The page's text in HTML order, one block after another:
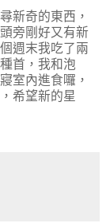
新奇的東西，
旁剛好又有新
週末我吃了兩
首，我和泡
室內進食囉，
希望新的星